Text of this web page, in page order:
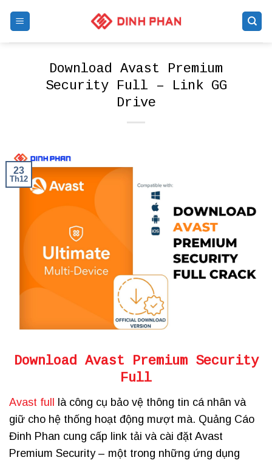
Download Avast Premium
Security Full – Link GG
Drive
23
Th12
Download Avast Premium Security
Full
Avast full là công cụ bảo vệ thông tin cá nhân và
giữ cho hệ thống hoạt động mượt mà. Quảng Cáo
Đinh Phan cung cấp link tải và cài đặt Avast
Premium Security – một trong những ứng dụng